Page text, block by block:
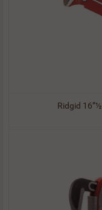
Ridgid